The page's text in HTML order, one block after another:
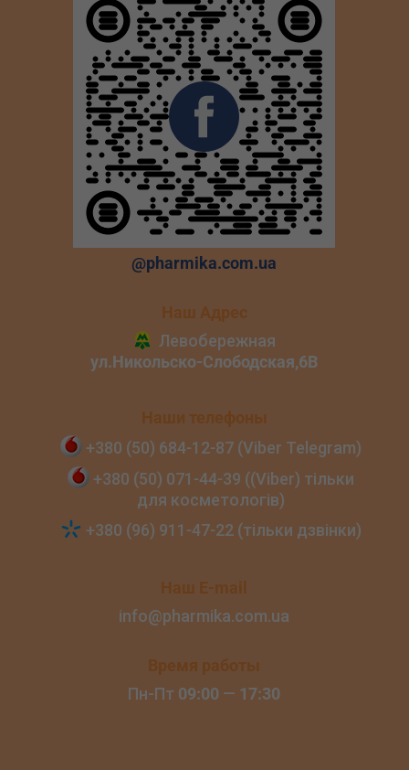
@pharmika.com.ua
Наш Адрес
Наши телефоны
+380 (50) 684‑12‑87 (Viber Telegram)
+380 (50) 071‑44‑39 ((Viber) тільки
для косметологів)
+380 (96) 911‑47‑22 (тільки дзвінки)
Наш E-mail
info@pharmika.com.ua
Время работы
Пн-Пт 09:00 — 17:30